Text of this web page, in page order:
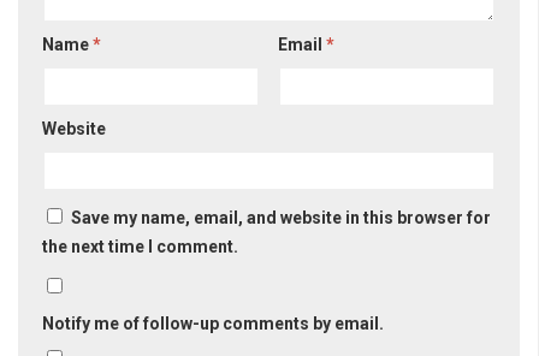
Name* Email*
Website
Save my name, email, and website in this browser for
the next time I comment.
Notify me of follow-up comments by email.